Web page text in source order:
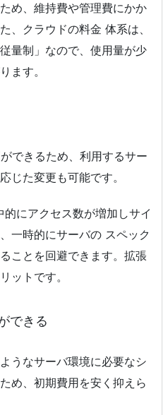
め、維持費や管理費にかか
、クラウドの料金 体系は、
量制」なので、使用量が少
ます。
できるため、利用するサー
じた変更も可能です。
にアクセス数が増加しサイ
一時的にサーバの スペック
ことを回避できます。拡張
ットです。
できる
うなサーバ環境に必要なシ
め、初期費用を安く抑えら